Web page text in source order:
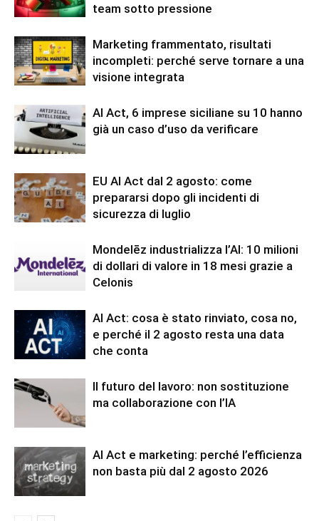
team sotto pressione
Marketing frammentato, risultati
incompleti: perché serve tornare a una
visione integrata
AI Act, 6 imprese siciliane su 10 hanno
già un caso d’uso da verificare
EU AI Act dal 2 agosto: come
prepararsi dopo gli incidenti di
sicurezza di luglio
Mondelēz industrializza l’AI: 10 milioni
di dollari di valore in 18 mesi grazie a
Celonis
AI Act: cosa è stato rinviato, cosa no,
e perché il 2 agosto resta una data
che conta
Il futuro del lavoro: non sostituzione
ma collaborazione con l’IA
AI Act e marketing: perché l’efficienza
non basta più dal 2 agosto 2026